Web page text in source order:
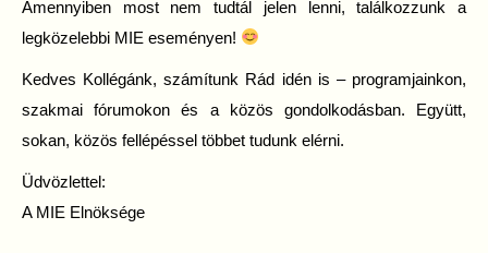
Amennyiben most nem tudtál jelen lenni, találkozzunk a
legközelebbi MIE eseményen!
Kedves Kollégánk, számítunk Rád idén is – programjainkon,
szakmai fórumokon és a közös gondolkodásban. Együtt,
sokan, közös fellépéssel többet tudunk elérni.
Üdvözlettel:
A MIE Elnöksége